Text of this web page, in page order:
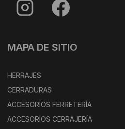
MAPA DE SITIO
HERRAJES
CERRADURAS
ACCESORIOS FERRETERÍA
ACCESORIOS CERRAJERÍA